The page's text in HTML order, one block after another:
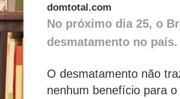
domtotal.com
No próximo dia 25, o
desmatamento no país.
O desmatamento não
nenhum benefício para o